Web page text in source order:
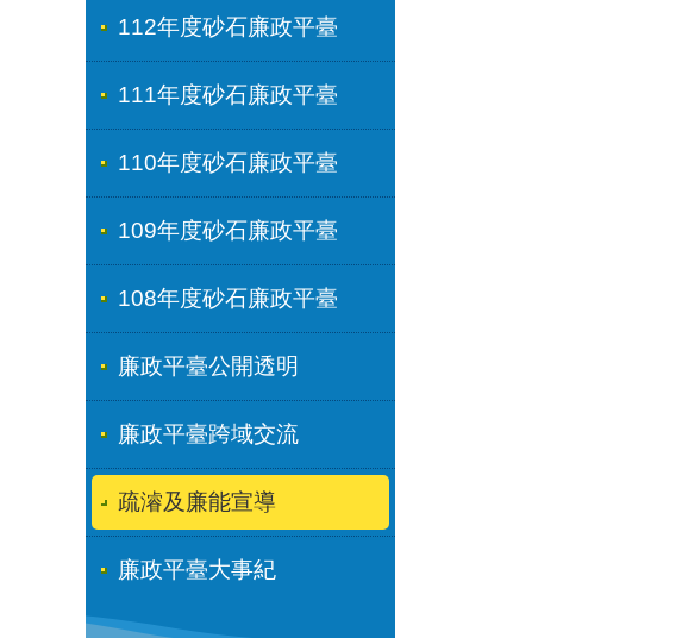
112年度砂石廉政平臺
111年度砂石廉政平臺
110年度砂石廉政平臺
109年度砂石廉政平臺
108年度砂石廉政平臺
廉政平臺公開透明
廉政平臺跨域交流
疏濬及廉能宣導
廉政平臺大事紀